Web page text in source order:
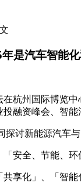
是汽车智能
州国际博览中
融资峰会、智
讨新能源汽车与
全、节能、环
化」、「智能